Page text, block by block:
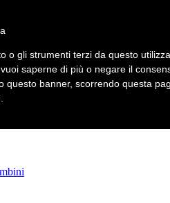
o gli strumenti terzi da questo
vuoi saperne di più o negare il
questo banner, scorrendo questa